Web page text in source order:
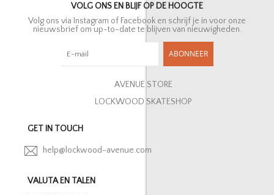
VOLG ONS EN BLIJF OP DE HOOGTE
Volg ons via Instagram of Facebook en schrijf je in voor onze
nieuwsbrief om up-to-date te blijven van nieuwigheden.
ABONNEER
AVENUE STORE
LOCKWOOD SKATESHOP
GET IN TOUCH
help@lockwood-avenue.com
VALUTA EN TALEN